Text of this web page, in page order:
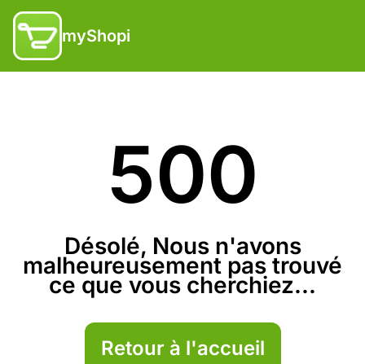
myShopi
500
Désolé, Nous n'avons
malheureusement pas trouvé
ce que vous cherchiez...
Retour à l'accueil